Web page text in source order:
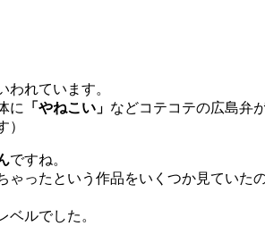
れています。
に
「やねこい」 などコテコテの広島弁
）
ですね。
ったという作品をいくつか見ていた
ルでした。